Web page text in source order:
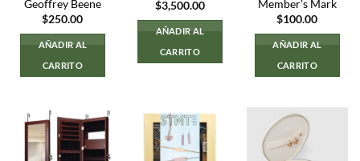
Geoffrey Beene
$250.00
AÑADIR AL
CARRITO
$3,500.00
AÑADIR AL
CARRITO
Member’s Mark
$100.00
AÑADIR AL
CARRITO